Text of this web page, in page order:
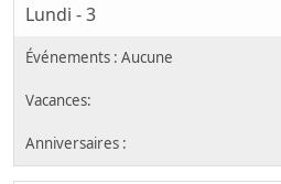
Lundi - 3